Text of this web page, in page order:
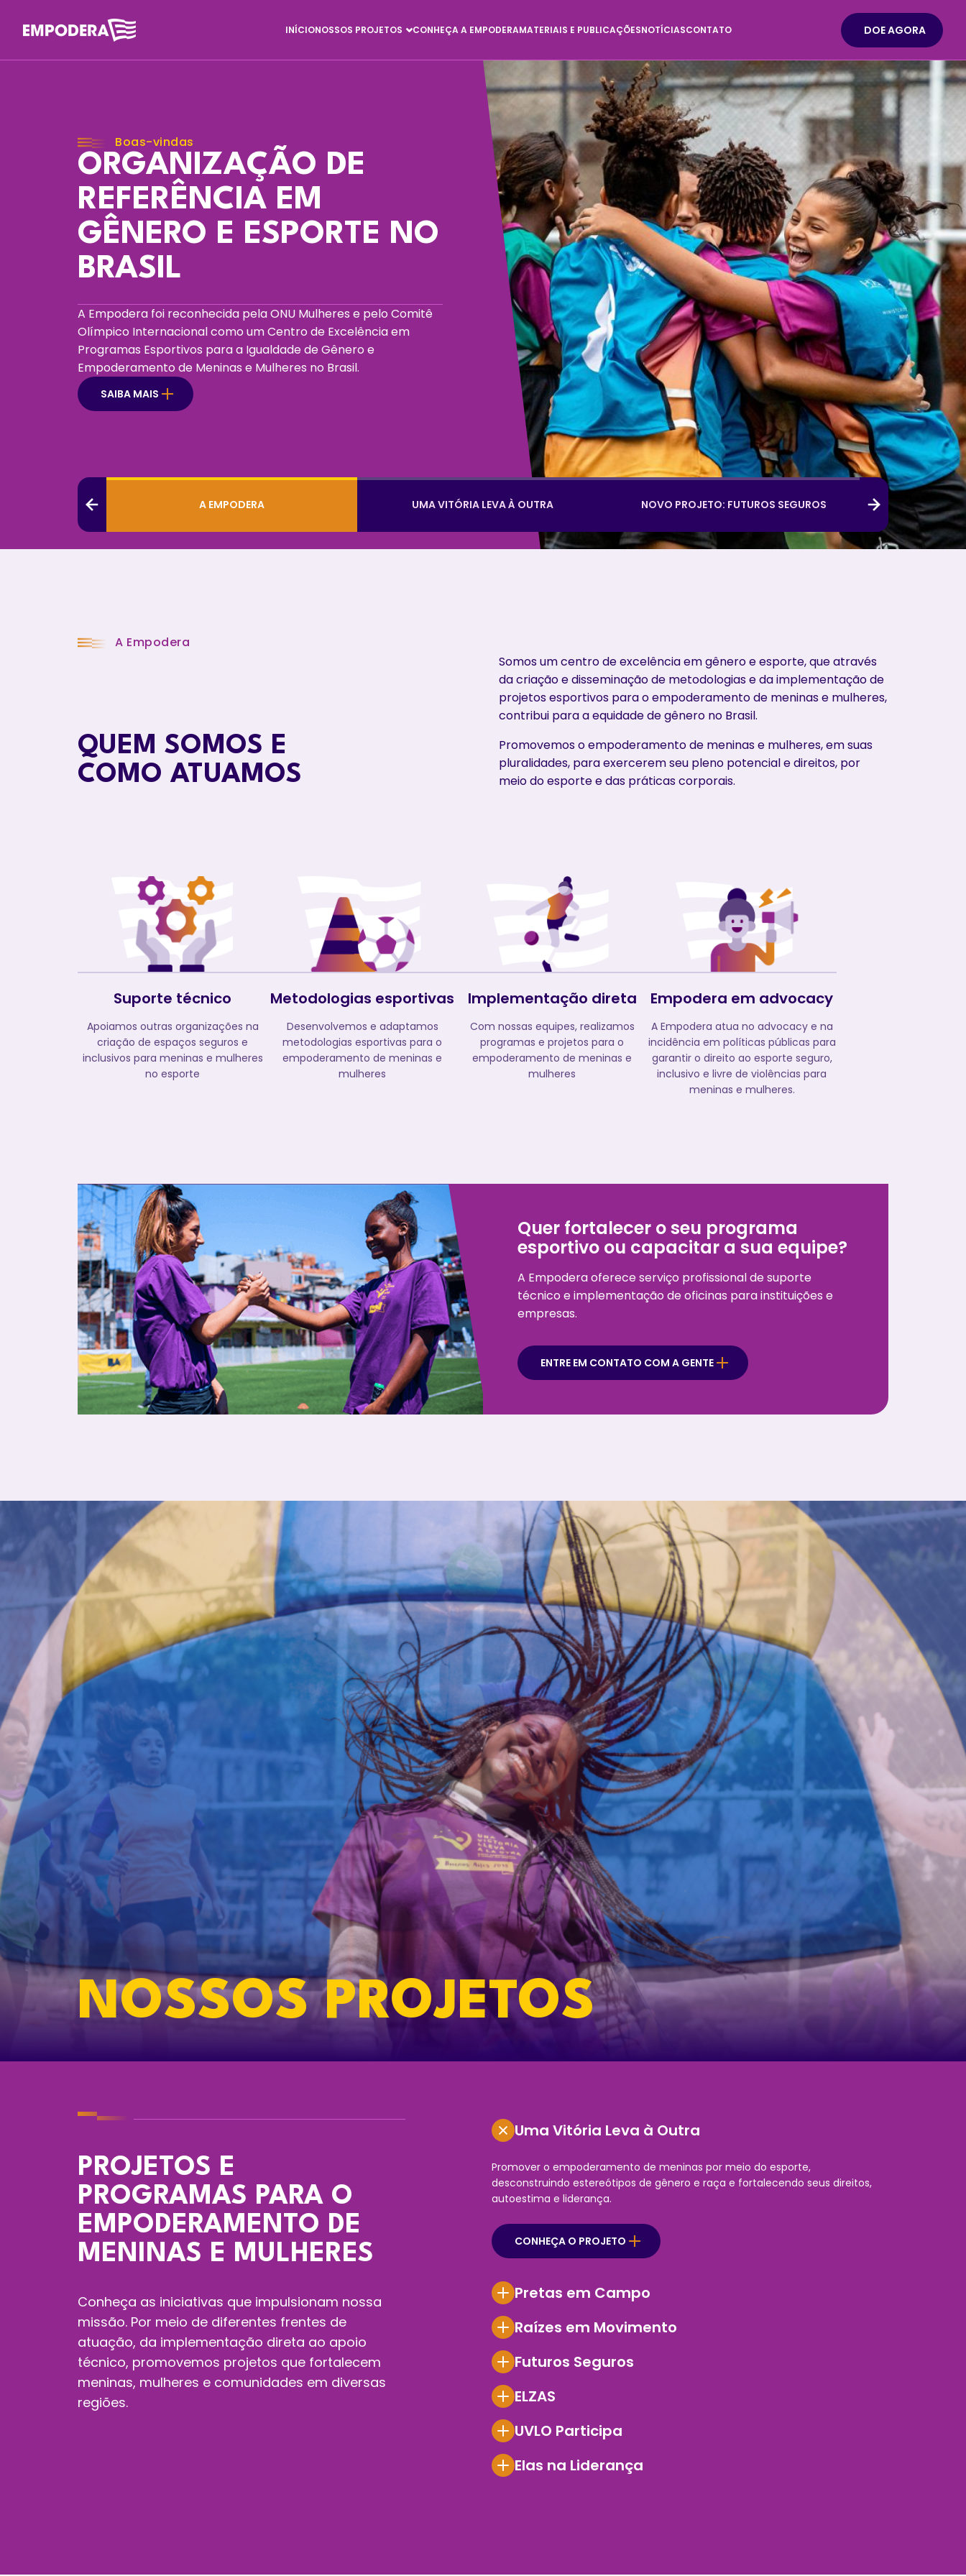
INÍCIONOSSOS PROJETOS CONHEÇA A EMPODERAMATERIAIS E PUBLICAÇÕESNOTÍCIASCONTATO DOE AGORA
Boas-vindas
ORGANIZAÇÃO DE
REFERÊNCIA EM
GÊNERO E ESPORTE NO
BRASIL
A Empodera foi reconhecida pela ONU Mulheres e pelo Comitê
Olímpico Internacional como um Centro de Excelência em
Programas Esportivos para a Igualdade de Gênero e
Empoderamento de Meninas e Mulheres no Brasil.
SAIBA MAIS
Previous Next
A EMPODERA UMA VITÓRIA LEVA À OUTRA NOVO PROJETO: FUTUROS SEGUROS
A Empodera
QUEM SOMOS E
COMO ATUAMOS
Somos um centro de excelência em gênero e esporte, que através
da criação e disseminação de metodologias e da implementação de
projetos esportivos para o empoderamento de meninas e mulheres,
contribui para a equidade de gênero no Brasil.
Promovemos o empoderamento de meninas e mulheres, em suas
pluralidades, para exercerem seu pleno potencial e direitos, por
meio do esporte e das práticas corporais.
Suporte técnico
Apoiamos outras organizações na
criação de espaços seguros e
inclusivos para meninas e mulheres
no esporte
Metodologias esportivas
Desenvolvemos e adaptamos
metodologias esportivas para o
empoderamento de meninas e
mulheres
Implementação direta
Com nossas equipes, realizamos
programas e projetos para o
empoderamento de meninas e
mulheres
Empodera em advocacy
A Empodera atua no advocacy e na
incidência em políticas públicas para
garantir o direito ao esporte seguro,
inclusivo e livre de violências para
meninas e mulheres.
Quer fortalecer o seu programa
esportivo ou capacitar a sua equipe?
A Empodera oferece serviço profissional de suporte
técnico e implementação de oficinas para instituições e
empresas.
ENTRE EM CONTATO COM A GENTE
NOSSOS PROJETOS
PROJETOS E
PROGRAMAS PARA O
EMPODERAMENTO DE
MENINAS E MULHERES
Conheça as iniciativas que impulsionam nossa
missão. Por meio de diferentes frentes de
atuação, da implementação direta ao apoio
técnico, promovemos projetos que fortalecem
meninas, mulheres e comunidades em diversas
regiões.
Uma Vitória Leva à Outra
Promover o empoderamento de meninas por meio do esporte,
desconstruindo estereótipos de gênero e raça e fortalecendo seus direitos,
autoestima e liderança.
CONHEÇA O PROJETO
Pretas em Campo
Raízes em Movimento
Futuros Seguros
ELZAS
UVLO Participa
Elas na Liderança